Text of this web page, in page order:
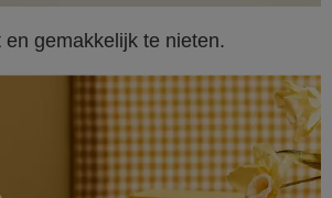
gemakkelijk te nieten.